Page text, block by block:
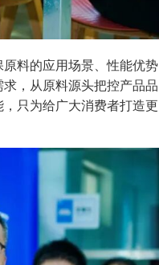
料的应用场景、性能优势
，从原料源头把控产品品
只为给广大消费者打造更